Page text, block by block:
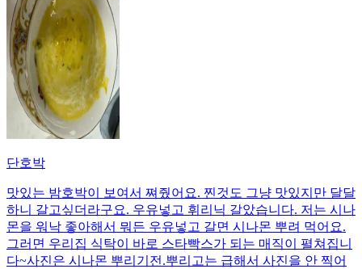
단호박
맛있는 밤호박이 보여서 쪄줬어요. 찐것도 그냥 맛있지만 달달
하니 갈고싶더라구요. 우유넣고 휘리닉 갈았습니다. 저는 시나
몬을 워낙 좋아해서 뭐든 우유넣고 갈면 시나몬 뿌려 먹어요.
그러면 우리집 식탁이 바로 스타빡스가 되는 매직이 펼쳐집니
다~사진은 시나몬 뿌리기전.뿌리고는 급해서 사진을 안 찍어